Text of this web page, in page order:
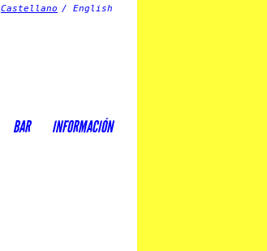
Castellano English
BAR INFORMACIÓN